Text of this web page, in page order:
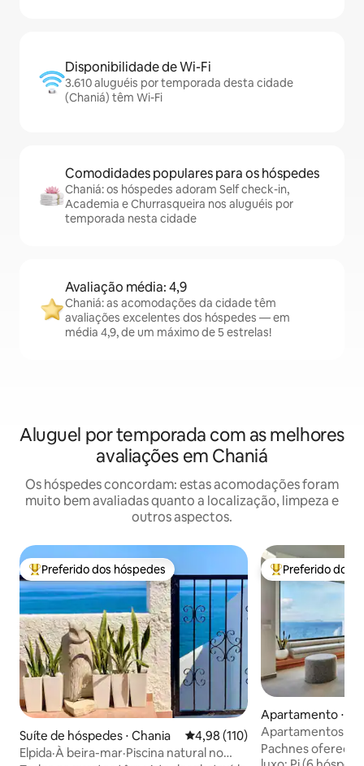
Disponibilidade de Wi-Fi
3.610 aluguéis por temporada desta cidade
(Chaniá) têm Wi-Fi
Comodidades populares para os hóspedes
Chaniá: os hóspedes adoram Self check-in,
Academia e Churrasqueira nos aluguéis por
temporada nesta cidade
Avaliação média: 4,9
Chaniá: as acomodações da cidade têm
avaliações excelentes dos hóspedes — em
média 4,9, de um máximo de 5 estrelas!
Aluguel por temporada com as melhores
avaliações em Chaniá
Os hóspedes concordam: estas acomodações foram
muito bem avaliadas quanto a localização, limpeza e
outros aspectos.
Entre os melhores preferidos dos hóspedes
Preferido dos hóspedes
Suíte de hóspedes ⋅ Chania 4,98 de uma avaliação média de
4,98 (110)
Elpida·À beira-mar·Piscina natural no
Entre os
Preferido dos
Apartamento ⋅
Apartamentos de
para o mar,
Pachnes oferece